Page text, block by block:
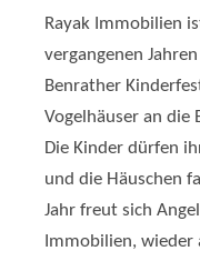
Rayak Immobilien
vergangenen
Benrather
Vogelhäuser an die
Die Kinder dürfen
und die Häuschen
Jahr freut sich
Immobilien,